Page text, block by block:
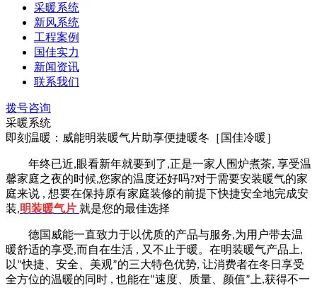
采暖系统
新风系统
工程案例
国佳实力
新闻资讯
联系我们
拨号咨询
采暖系统
即刻温暖：威能明装暖气片助享便捷暖冬［国佳冷暖］
年终已近,眼看新年就要到了 ,正是一家人围炉煮茶, 享受温
馨家庭之夜的时候,您家的温度还好吗?对于需要安装暖气的家
庭来说 , 想要在保持原有家庭装修的前提下快捷安全地完成安
装,明装暖气片 就是您的最佳选择
德国威能一直致力于以优质的产品与服务,为用户带去温
暖舒适的享受,而自在生活 , 又不止于暖。在明装暖气产品上,
以“快捷、安全、美观”的三大特色优势, 让消费者在冬日享受
全方位的温暖的同时 , 也能在“速度、质量、颜值”上,获得不一